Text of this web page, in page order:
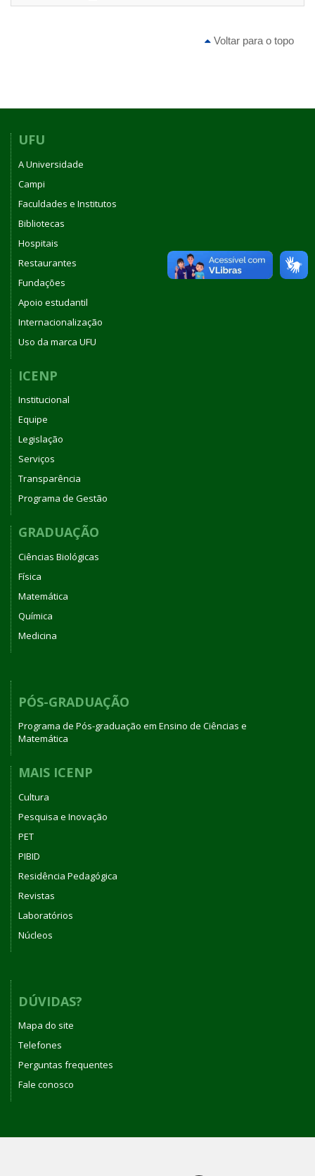
Voltar para o topo
UFU
A Universidade
Campi
Faculdades e Institutos
Bibliotecas
Hospitais
Restaurantes
Fundações
Apoio estudantil
Internacionalização
Uso da marca UFU
ICENP
Institucional
Equipe
Legislação
Serviços
Transparência
Programa de Gestão
GRADUAÇÃO
Ciências Biológicas
Física
Matemática
Química
Medicina
PÓS-GRADUAÇÃO
Programa de Pós-graduação em Ensino de Ciências e
Matemática
MAIS ICENP
Cultura
Pesquisa e Inovação
PET
PIBID
Residência Pedagógica
Revistas
Laboratórios
Núcleos
DÚVIDAS?
Mapa do site
Telefones
Perguntas frequentes
Fale conosco